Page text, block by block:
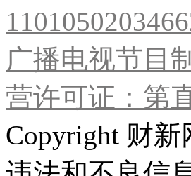
广播电视节目
营许可证：第
Copyright 财新